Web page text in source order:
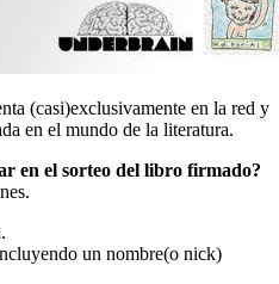
(casi)exclusivamente en la red y
en el mundo de la literatura.
en el sorteo del libro firmado?
un nombre(o nick)